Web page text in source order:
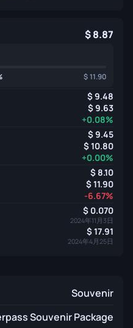
8.87
11.90
9.48
9.63
+0.08%
9.45
10.80
+0.00%
8.10
11.90
-6.67%
0.070
2024年11月3日
17.91
2024年4月25日
Souvenir
Souvenir Package